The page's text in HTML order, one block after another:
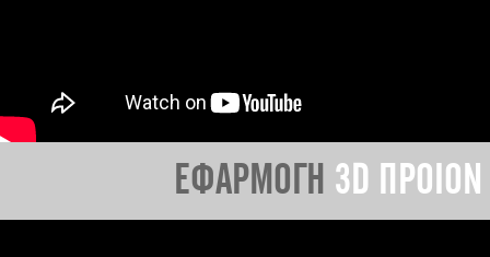
ΕΦΑΡΜΟΓΗ 3D ΠΡΟΙΟΝ